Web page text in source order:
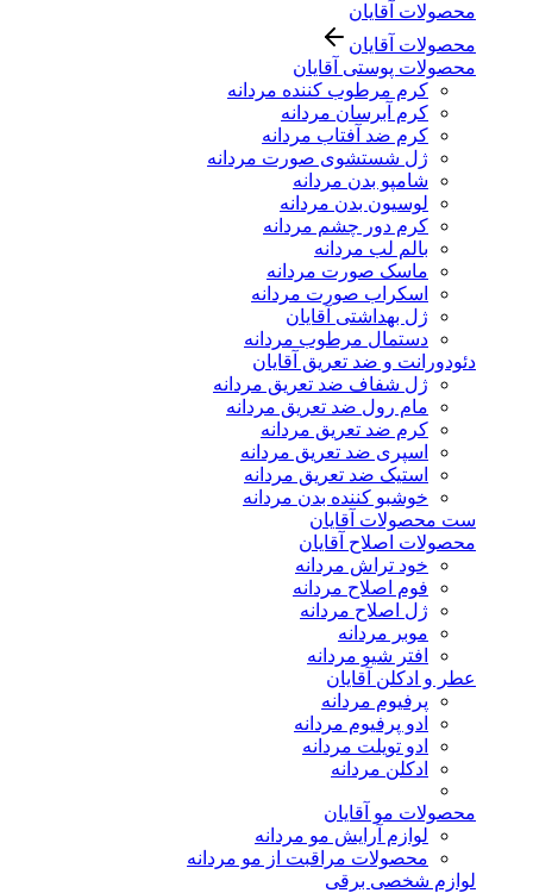
محصولات آقایان
محصولات آقایان
محصولات پوستی آقایان
کرم مرطوب کننده مردانه
کرم آبرسان مردانه
کرم ضد آفتاب مردانه
ژل شستشوی صورت مردانه
شامپو بدن مردانه
لوسیون بدن مردانه
کرم دور چشم مردانه
بالم لب مردانه
ماسک صورت مردانه
اسکراب صورت مردانه
ژل بهداشتی آقایان
دستمال مرطوب مردانه
دئودورانت و ضد تعریق آقایان
ژل شفاف ضد تعریق مردانه
مام رول ضد تعریق مردانه
کرم ضد تعریق مردانه
اسپری ضد تعریق مردانه
استیک ضد تعریق مردانه
خوشبو کننده بدن مردانه
ست محصولات آقایان
محصولات اصلاح آقایان
خود تراش مردانه
فوم اصلاح مردانه
ژل اصلاح مردانه
موبر مردانه
افتر شیو مردانه
عطر و ادکلن آقایان
پرفیوم مردانه
ادو پرفیوم مردانه
ادو تویلت مردانه
ادکلن مردانه
محصولات مو آقایان
لوازم آرایش مو مردانه
محصولات مراقبت از مو مردانه
لوازم شخصی برقی